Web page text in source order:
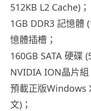
512KB L2 Cache)；
1GB DDR3 記憶體
憶體插槽；
160GB SATA 硬碟
NVIDIA ION晶片組
預載正版Windows
文)；